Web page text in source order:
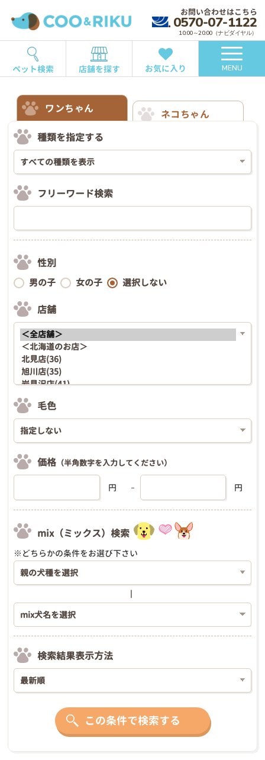
お問い合わせはこちら
0570-07-1122
10:00～20:00（ナビダイヤル）
ペット検索 店舗を探す お気に入り MENU
ワンちゃん
ネコちゃん
種類を指定する
フリーワード検索
性別
男の子 女の子 選択しない
店舗
毛色
価格 （半角数字を入力してください）
円 円
mix（ミックス）検索
※どちらかの条件をお選び下さい
検索結果表示方法
この条件で検索する